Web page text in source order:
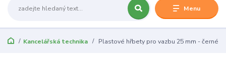
Menu
Kancelářská technika Plastové hřbety pro vazbu 25 mm - černé